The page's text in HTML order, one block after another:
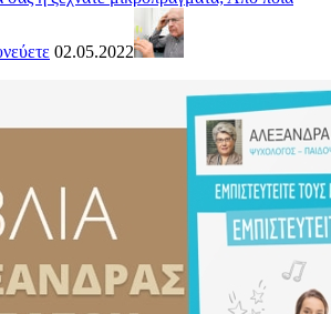
02.05.2022